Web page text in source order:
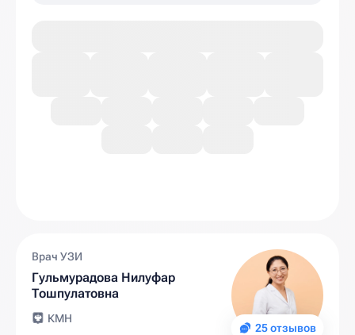
25 отзывов
Врач УЗИ
Гульмурадова Нилуфар
Тошпулатовна
КМН